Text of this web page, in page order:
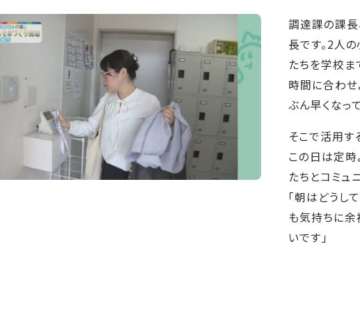
調達課の課
長です。2人
たちを学校ま
時間に合わせ
ぶん早くなっ
そこで活用す
この日は定時
たちとコミュ
「朝はどうし
も気持ちに余
いです」